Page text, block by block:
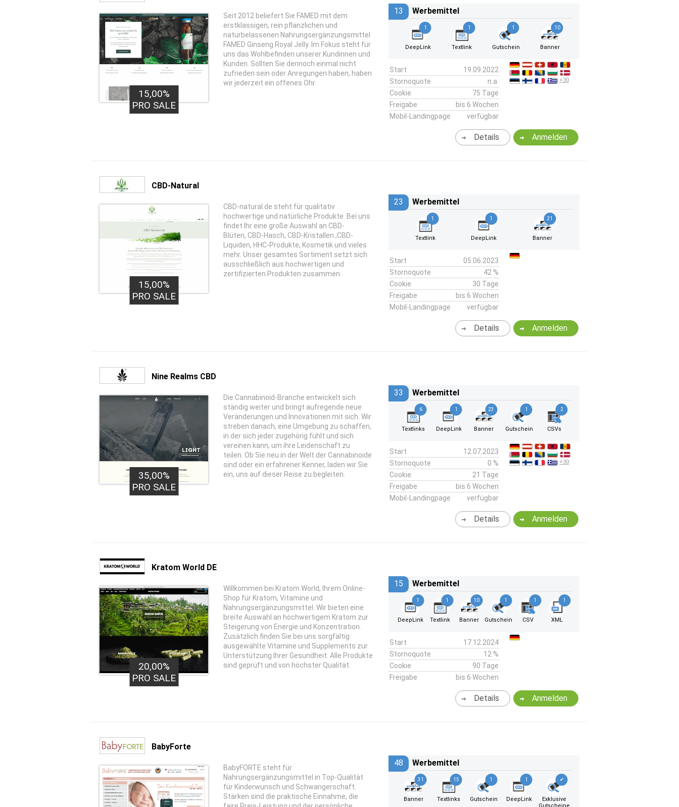
15,00%
PRO SALE
Seit 2012 beliefert Sie FAMED mit dem
erstklassigen, rein pflanzlichen und
naturbelassenen Nahrungsergänzungsmittel
FAMED Ginseng Royal Jelly. Im Fokus steht für
uns das Wohlbefinden unserer Kundinnen und
Kunden. Sollten Sie dennoch einmal nicht
zufrieden sein oder Anregungen haben, haben
wir jederzeit ein offenes Ohr.
13 Werbemittel
1
DeepLink
1
Textlink
1
Gutschein
10
Banner
Start
19.09.2022
Stornoquote
n.a.
Cookie
75 Tage
Freigabe
bis 6 Wochen
Mobil-Landingpage
verfügbar
+30
Anmelden
Details
CBD-Natural
15,00%
PRO SALE
CBD-natural.de steht für qualitativ
hochwertige und natürliche Produkte. Bei uns
findet Ihr eine große Auswahl an CBD-
Blüten, CBD-Hasch, CBD-Kristallen ,CBD-
Liquiden, HHC-Produkte, Kosmetik und vieles
mehr. Unser gesamtes Sortiment setzt sich
ausschließlich aus hochwertigen und
zertifizierten Produkten zusammen.
23 Werbemittel
1
Textlink
1
DeepLink
21
Banner
Start
05.06.2023
Stornoquote
42 %
Cookie
30 Tage
Freigabe
bis 6 Wochen
Mobil-Landingpage
verfügbar
Anmelden
Details
Nine Realms CBD
35,00%
PRO SALE
Die Cannabinoid-Branche entwickelt sich
ständig weiter und bringt aufregende neue
Veränderungen und Innovationen mit sich. Wir
streben danach, eine Umgebung zu schaffen,
in der sich jeder zugehörig fühlt und sich
vereinen kann, um ihre Leidenschaft zu
teilen. Ob Sie neu in der Welt der Cannabinoide
sind oder ein erfahrener Kenner, laden wir Sie
ein, uns auf dieser Reise zu begleiten.
33 Werbemittel
6
Textlinks
1
DeepLink
23
Banner
1
Gutschein
2
CSVs
Start
12.07.2023
Stornoquote
0 %
Cookie
21 Tage
Freigabe
bis 6 Wochen
Mobil-Landingpage
verfügbar
+30
Anmelden
Details
Kratom World DE
20,00%
PRO SALE
Willkommen bei Kratom World, Ihrem Online-
Shop für Kratom, Vitamine und
Nahrungsergänzungsmittel. Wir bieten eine
breite Auswahl an hochwertigem Kratom zur
Steigerung von Energie und Konzentration.
Zusätzlich finden Sie bei uns sorgfältig
ausgewählte Vitamine und Supplements zur
Unterstützung Ihrer Gesundheit. Alle Produkte
sind geprüft und von höchster Qualität.
15 Werbemittel
1
DeepLink
1
Textlink
10
Banner
1
Gutschein
1
CSV
1
XML
Start
17.12.2024
Stornoquote
12 %
Cookie
90 Tage
Freigabe
bis 6 Wochen
Anmelden
Details
BabyForte
BabyFORTE steht für
Nahrungsergänzungsmittel in Top-Qualität
für Kinderwunsch und Schwangerschaft.
Stärken sind die praktische Einnahme, die
48 Werbemittel
31
Banner
15
Textlinks
1
Gutschein
1
DeepLink
✔
Exklusive